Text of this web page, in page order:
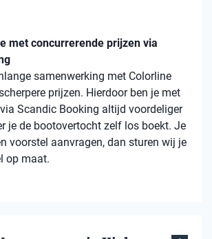
met concurrerende prijzen via
samenwerking met Colorline
prijzen. Hierdoor ben je met
Scandic Booking altijd voordeliger
je de bootovertocht zelf los boekt. Je
voorstel aanvragen, dan sturen wij je
op maat.